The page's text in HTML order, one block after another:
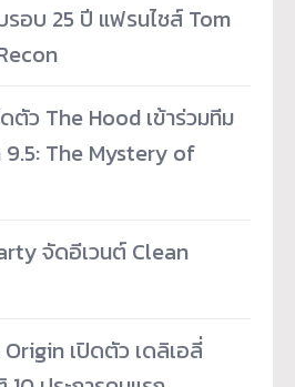
อบ 25 ปี แฟรนไชส์ Tom
ตัว The Hood เข้าร่วมทีม
9.5: The Mystery of
จัดอีเวนต์ Clean
เปิดตัว เดลิเอลี่